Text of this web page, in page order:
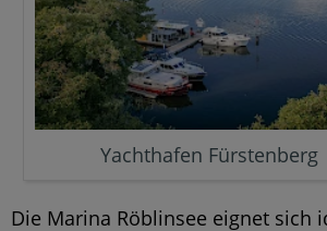
Yachthafen Fürstenberg
Die Marina Röblinsee eignet sich